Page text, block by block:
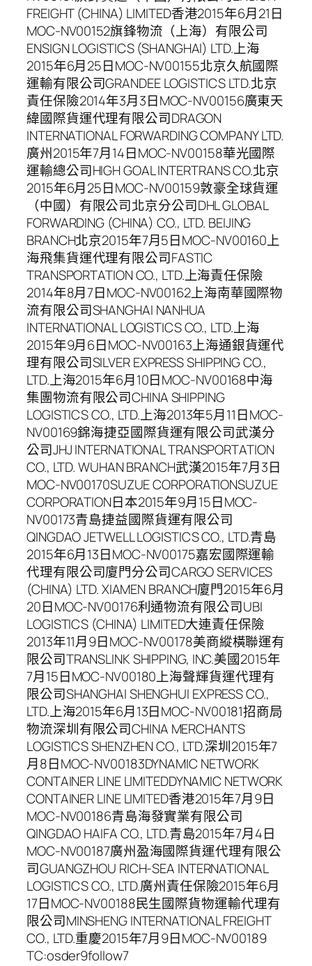
FREIGHT (CHINA) LIMITED香港2015年6月21日
MOC-NV00152旗鋒物流（上海）有限公司
ENSIGN LOGISTICS (SHANGHAI) LTD.上海
2015年6月25日MOC-NV00155北京久航國際
運輸有限公司GRANDEE LOGISTICS LTD.北京
責任保險2014年3月3日MOC-NV00156廣東天
緯國際貨運代理有限公司DRAGON
INTERNATIONAL FORWARDING COMPANY LTD.
廣州2015年7月14日MOC-NV00158華光國際
運輸總公司HIGH GOAL INTERTRANS CO.北京
2015年6月25日MOC-NV00159敦豪全球貨運
（中國）有限公司北京分公司DHL GLOBAL
FORWARDING (CHINA) CO., LTD. BEIJING
BRANCH北京2015年7月5日MOC-NV00160上
海飛集貨運代理有限公司FASTIC
TRANSPORTATION CO., LTD.上海責任保險
2014年8月7日MOC-NV00162上海南華國際物
流有限公司SHANGHAI NANHUA
INTERNATIONAL LOGISTICS CO., LTD.上海
2015年9月6日MOC-NV00163上海通銀貨運代
理有限公司SILVER EXPRESS SHIPPING CO.,
LTD.上海2015年6月10日MOC-NV00168中海
集團物流有限公司CHINA SHIPPING
LOGISTICS CO., LTD.上海2013年5月11日MOC-
NV00169錦海捷亞國際貨運有限公司武漢分
公司JHJ INTERNATIONAL TRANSPORTATION
CO., LTD. WUHAN BRANCH武漢2015年7月3日
MOC-NV00170SUZUE CORPORATIONSUZUE
CORPORATION日本2015年9月15日MOC-
NV00173青島捷益國際貨運有限公司
QINGDAO JETWELL LOGISTICS CO., LTD.青島
2015年6月13日MOC-NV00175嘉宏國際運輸
代理有限公司廈門分公司CARGO SERVICES
(CHINA) LTD. XIAMEN BRANCH廈門2015年6月
20日MOC-NV00176利通物流有限公司UBI
LOGISTICS (CHINA) LIMITED大連責任保險
2013年11月9日MOC-NV00178美商縱橫聯運有
限公司TRANSLINK SHIPPING, INC.美國2015年
7月15日MOC-NV00180上海聲輝貨運代理有
限公司SHANGHAI SHENGHUI EXPRESS CO.,
LTD.上海2015年6月13日MOC-NV00181招商局
物流深圳有限公司CHINA MERCHANTS
LOGISTICS SHENZHEN CO., LTD.深圳2015年7
月8日MOC-NV00183DYNAMIC NETWORK
CONTAINER LINE LIMITEDDYNAMIC NETWORK
CONTAINER LINE LIMITED香港2015年7月9日
MOC-NV00186青島海發實業有限公司
QINGDAO HAIFA CO., LTD.青島2015年7月4日
MOC-NV00187廣州盈海國際貨運代理有限公
司GUANGZHOU RICH-SEA INTERNATIONAL
LOGISTICS CO., LTD.廣州責任保險2015年6月
17日MOC-NV00188民生國際貨物運輸代理有
限公司MINSHENG INTERNATIONAL FREIGHT
CO., LTD.重慶2015年7月9日MOC-NV00189
TC:osder9follow7